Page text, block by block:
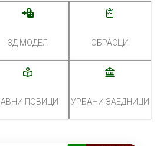
3Д МОДЕЛ ОБРАСЦИ
ПОВИЦИ УРБАНИ ЗАЕДНИЦИ